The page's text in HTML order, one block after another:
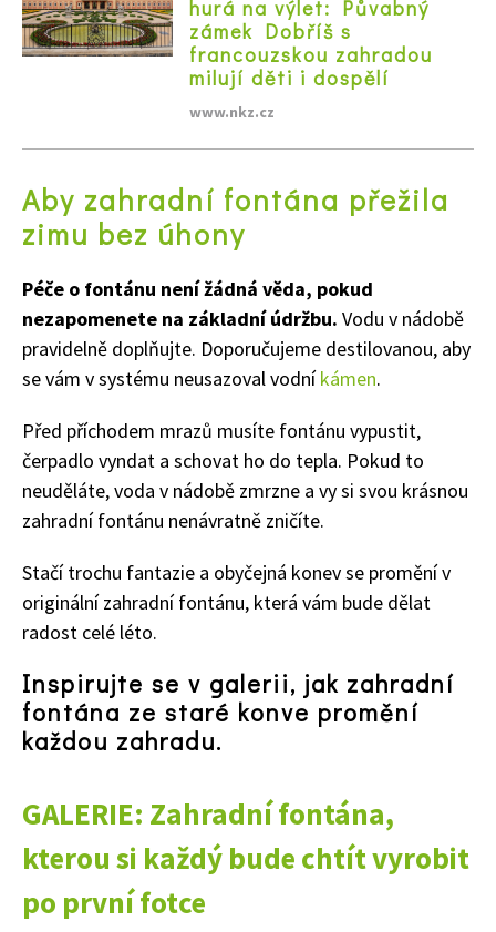
65 Kč
Naše krásná zahrada Speciál
hurá na výlet: Půvabný
zámek Dobříš s
francouzskou zahradou
milují děti i dospělí
www.nkz.cz
Aby zahradní fontána přežila
zimu bez úhony
Péče o fontánu není žádná věda, pokud
nezapomenete na základní údržbu. Vodu v nádobě
pravidelně doplňujte. Doporučujeme destilovanou, aby
se vám v systému neusazoval vodníkámen.
Před příchodem mrazů musíte fontánu vypustit,
čerpadlo vyndat a schovat ho do tepla. Pokud to
neuděláte, voda v nádobě zmrzne a vy si svou krásnou
zahradní fontánu nenávratně zničíte.
Stačí trochu fantazie a obyčejná konev se promění v
originální zahradní fontánu, která vám bude dělat
radost celé léto.
Inspirujte se v galerii, jak zahradní
fontána ze staré konve promění
každou zahradu.
GALERIE: Zahradní fontána,
kterou si každý bude chtít vyrobit
po první fotce